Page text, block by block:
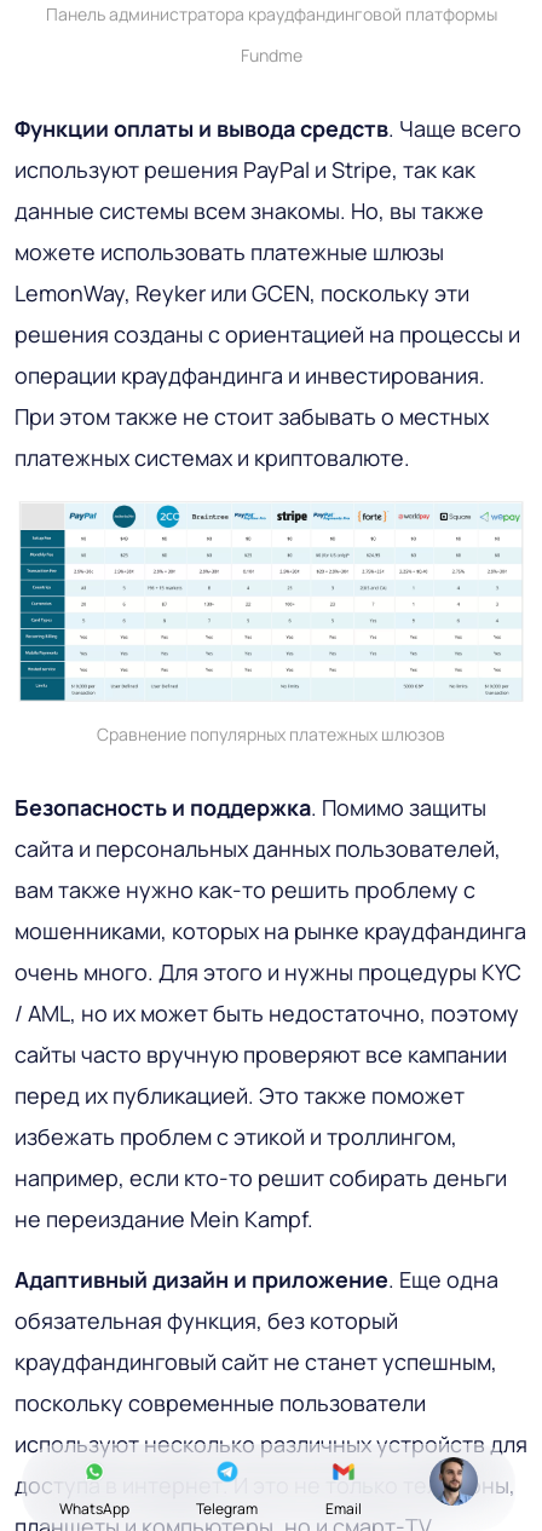
Панель администратора краудфандинговой платформы
Fundme
Функции оплаты и вывода средств. Чаще всего
используют решения PayPal и Stripe, так как
данные системы всем знакомы. Но, вы также
можете использовать платежные шлюзы
LemonWay, Reyker или GCEN, поскольку эти
решения созданы с ориентацией на процессы и
операции краудфандинга и инвестирования.
При этом также не стоит забывать о местных
платежных системах и криптовалюте.
Сравнение популярных платежных шлюзов
Безопасность и поддержка. Помимо защиты
сайта и персональных данных пользователей,
вам также нужно как-то решить проблему с
мошенниками, которых на рынке краудфандинга
очень много. Для этого и нужны процедуры KYC
/ AML, но их может быть недостаточно, поэтому
сайты часто вручную проверяют все кампании
перед их публикацией. Это также поможет
избежать проблем с этикой и троллингом,
например, если кто-то решит собирать деньги
не переиздание Mein Kampf.
Адаптивный дизайн и приложение. Еще одна
обязательная функция, без который
краудфандинговый сайт не станет успешным,
поскольку современные пользователи
используют несколько различных устройств для
доступа в интернет. И это не только телефоны,
WhatsApp Telegram Email